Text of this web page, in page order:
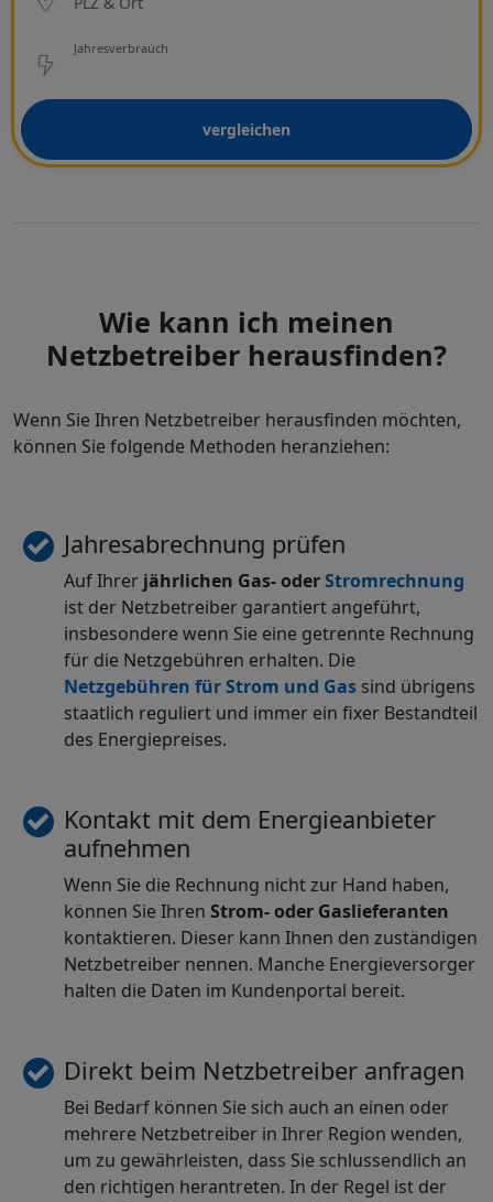
Netzbetreiber
Jahresverbrauch
vergleichen
Wie kann ich meinen
Netzbetreiber herausfinden?
Wenn Sie Ihren Netzbetreiber herausfinden möchten,
können Sie folgende Methoden heranziehen:
Jahresabrechnung prüfen
Auf Ihrer jährlichen Gas- oderStromrechnung
ist der Netzbetreiber garantiert angeführt,
insbesondere wenn Sie eine getrennte Rechnung
für die Netzgebühren erhalten. Die
Netzgebühren für Strom und Gas sind übrigens
staatlich reguliert und immer ein fixer Bestandteil
des Energiepreises.
Kontakt mit dem Energieanbieter
aufnehmen
Wenn Sie die Rechnung nicht zur Hand haben,
können Sie Ihren Strom- oder Gaslieferanten
kontaktieren. Dieser kann Ihnen den zuständigen
Netzbetreiber nennen. Manche Energieversorger
halten die Daten im Kundenportal bereit.
Direkt beim Netzbetreiber anfragen
Bei Bedarf können Sie sich auch an einen oder
mehrere Netzbetreiber in Ihrer Region wenden,
um zu gewährleisten, dass Sie schlussendlich an
den richtigen herantreten. In der Regel ist der